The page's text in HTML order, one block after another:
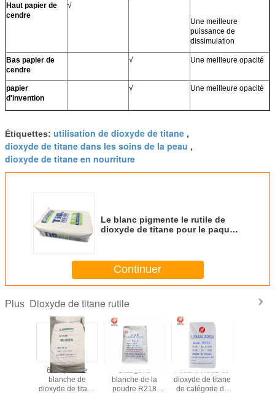
Haut papier de
cendre
√
Une meilleure
puissance de
dissimulation
Bas papier de
cendre
√ Une meilleure opacité
papier
d'invention
√ Une meilleure opacité
Étiquettes: utilisation de dioxyde de titane ,
dioxyde de titane dans les soins de la peau ,
dioxyde de titane en nourriture
Le blanc pigmente le rutile de
dioxyde de titane pour le paquet
Continuer
Plus Dioxyde de titane rutile
6.5 - poudre
blanche de
dioxyde de titane
Catégorie
blanche de la
poudre R218
Poudre R992 de
dioxyde de titane
de catégorie de